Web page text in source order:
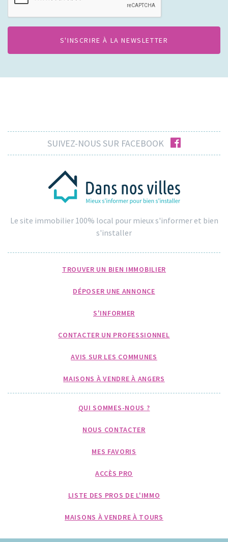
SUIVEZ-NOUS SUR FACEBOOK facebook
Le site immobilier 100% local pour mieux s'informer et bien
s'installer
TROUVER UN BIEN IMMOBILIER
DÉPOSER UNE ANNONCE
S'INFORMER
CONTACTER UN PROFESSIONNEL
AVIS SUR LES COMMUNES
MAISONS À VENDRE À ANGERS
QUI SOMMES-NOUS ?
NOUS CONTACTER
MES FAVORIS
ACCÈS PRO
LISTE DES PROS DE L'IMMO
MAISONS À VENDRE À TOURS